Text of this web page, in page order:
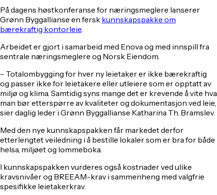
På dagens høstkonferanse for næringsmeglere lanserer
Grønn Byggallianse en fersk kunnskapspakke om
bærekraftig kontorleie
Arbeidet er gjort i samarbeid med Enova og med innspill fra
sentrale næringsmeglere og Norsk Eiendom.
– Totalombygging for hver ny leietaker er ikke bærekraftig
og passer ikke for leietakere eller utleiere som er opptatt av
miljø og klima. Samtidig syns mange det er krevende å vite hva
man bør etterspørre av kvaliteter og dokumentasjon ved leie,
sier daglig leder i Grønn Byggallianse Katharina Th. Bramslev.
Med den nye kunnskapspakken får markedet derfor
etterlengtet veiledning i å bestille lokaler som er bra for både
helsa, miljøet og lommeboka.
I kunnskapspakken vurderes også kostnader ved ulike
kravsnivåer og BREEAM-krav i sammenheng med valgfrie
spesifikke leietakerkrav.